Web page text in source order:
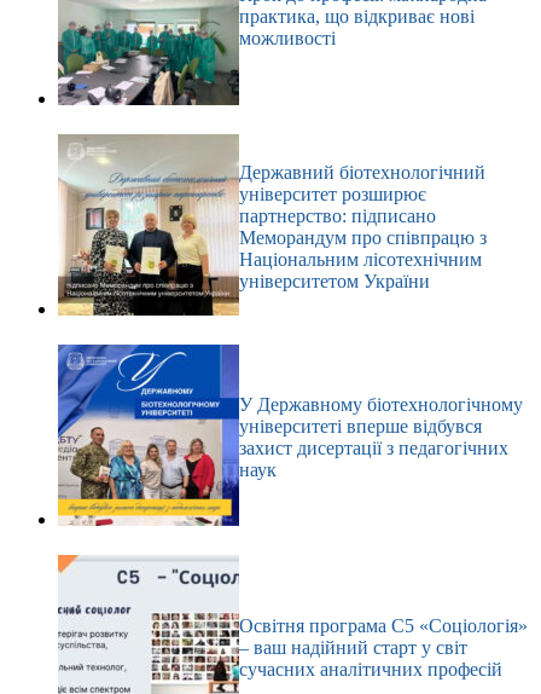
практика, що відкриває нові
можливості
Державний біотехнологічний
університет розширює
партнерство: підписано
Меморандум про співпрацю з
Національним лісотехнічним
університетом України
У Державному біотехнологічному
університеті вперше відбувся
захист дисертації з педагогічних
наук
Освітня програма С5 «Соціологія»
– ваш надійний старт у світ
сучасних аналітичних професій